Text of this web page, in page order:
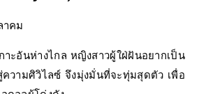
าคม
ะอันห่างไกล หญิงสาวผู้ใฝ่ฝันอยากเป็น
วามศิวิไลซ์ จึงมุ่งมั่นที่จะทุ่มสุดตัว เพื่อ